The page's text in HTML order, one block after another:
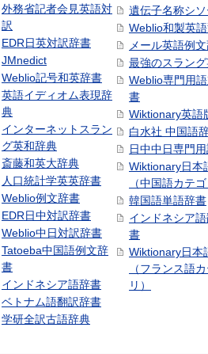
外務省記者会見英語対
訳
EDR日英対訳辞書
JMnedict
Weblio記号和英辞書
英語イディオム表現辞
典
インターネットスラン
グ英和辞典
斎藤和英大辞典
人口統計学英英辞書
Weblio例文辞書
EDR日中対訳辞書
Weblio中日対訳辞書
Tatoeba中国語例文辞
書
インドネシア語辞書
ベトナム語翻訳辞書
学研全訳古語辞典
遺伝子名称シ
Weblio和製英
メール英語例
最強のスラン
Weblio専門用
書
Wiktionary英語
白水社 中国語
日中中日専門
Wiktionary日本
（中国語カテ
韓国語単語辞書
インドネシア
書
Wiktionary日本
（フランス語
リ）